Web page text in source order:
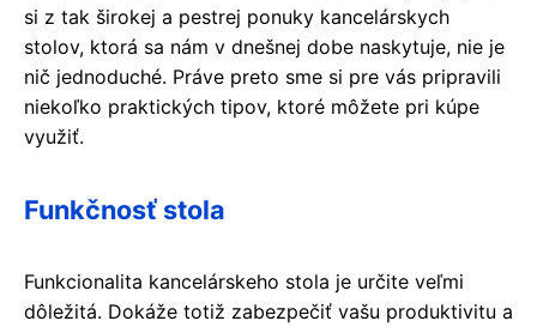
si z tak širokej a pestrej ponuky kancelárskych
stolov, ktorá sa nám v dnešnej dobe naskytuje, nie je
nič jednoduché. Práve preto sme si pre vás pripravili
niekoľko praktických tipov, ktoré môžete pri kúpe
využiť.
Funkčnosť stola
Funkcionalita kancelárskeho stola je určite veľmi
dôležitá. Dokáže totiž zabezpečiť vašu produktivitu a